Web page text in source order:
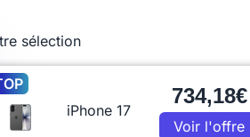
sélection
iPhone 17
734,18€
Voir l'offre